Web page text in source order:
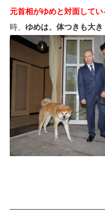
元首相がゆめと対面してい
時、 ゆめは、体つきも大き